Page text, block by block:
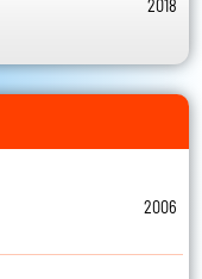
2018
2006